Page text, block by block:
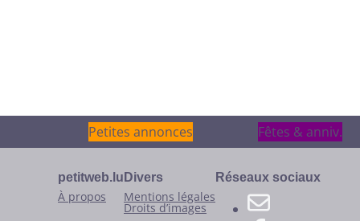
Petites annonces
Petites annonces Fêtes & anniv.
Fêtes & anniv.
petitweb.lu
À propos
Divers
Mentions légales
Droits d’images
Réseaux sociaux